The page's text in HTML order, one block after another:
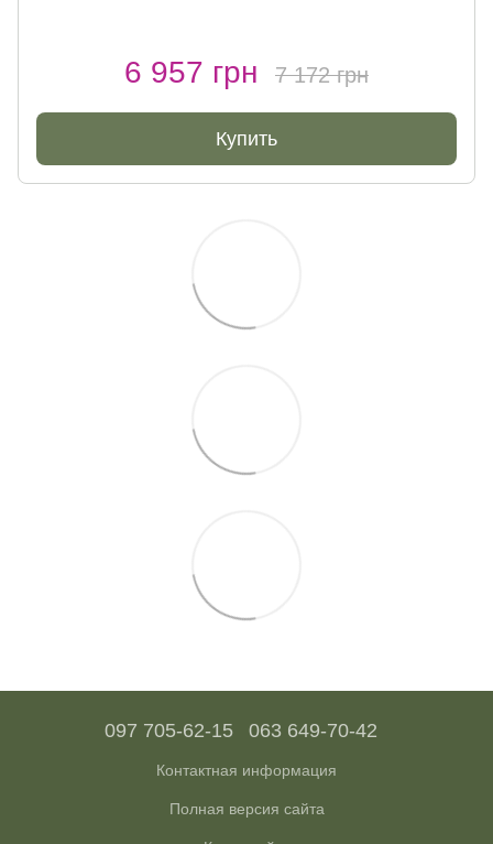
6 957 грн 7 172 грн
Купить
097 705-62-15 063 649-70-42
Контактная информация
Полная версия сайта